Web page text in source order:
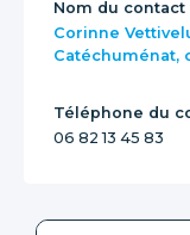
Nom du contact
Corinne
Catéchuménat,
Téléphone du
06 82 13 45 83